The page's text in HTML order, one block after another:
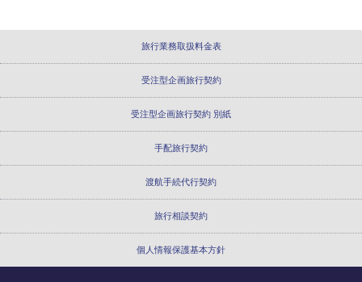
旅行業務取扱料金表
受注型企画旅行契約
受注型企画旅行契約 別紙
手配旅行契約
渡航手続代行契約
旅行相談契約
個人情報保護基本方針